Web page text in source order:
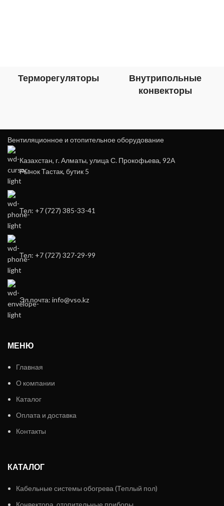
Терморегуляторы
Внутрипольные
конвекторы
Вентиляционное и отопительное оборудование
Казахстан, г. Алматы, улица С. Прокофьева, 92А
Рынок Тастак, бутик 5
Тел: +7 (727) 385-33-41
Тел: +7 (727) 327-29-99
Эл.почта: info@vso.kz
МЕНЮ
Главная
О компании
Каталог
Оплата и доставка
Контакты
КАТАЛОГ
Кабельные системы обогрева (Теплый пол)
Конвектора, отопительные приборы